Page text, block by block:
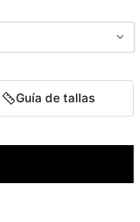
Guía de tallas